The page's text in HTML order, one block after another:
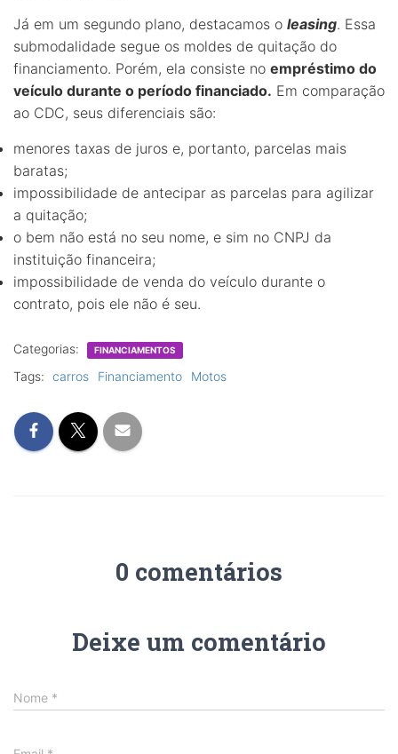
Já em um segundo plano, destacamos o leasing. Essa
submodalidade segue os moldes de quitação do
financiamento. Porém, ela consiste no empréstimo do
veículo durante o período financiado. Em comparação
ao CDC, seus diferenciais são:
menores taxas de juros e, portanto, parcelas mais
baratas;
impossibilidade de antecipar as parcelas para agilizar
a quitação;
o bem não está no seu nome, e sim no CNPJ da
instituição financeira;
impossibilidade de venda do veículo durante o
contrato, pois ele não é seu.
Categorias: FINANCIAMENTOS
Tags: carros Financiamento Motos
0 comentários
Deixe um comentário
Nome *